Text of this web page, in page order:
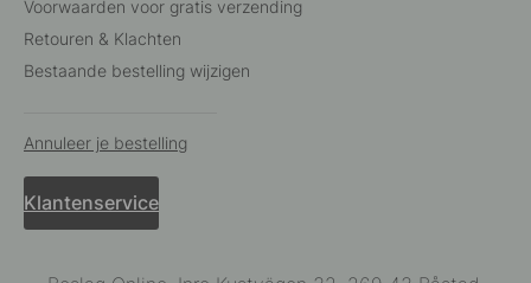
Voorwaarden voor gratis verzending
Retouren & Klachten
Bestaande bestelling wijzigen
Annuleer je bestelling
Klantenservice